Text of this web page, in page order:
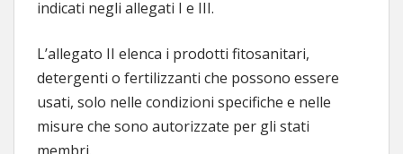
indicati negli allegati I e III.
L’allegato II elenca i prodotti fitosanitari,
detergenti o fertilizzanti che possono essere
usati, solo nelle condizioni specifiche e nelle
misure che sono autorizzate per gli stati